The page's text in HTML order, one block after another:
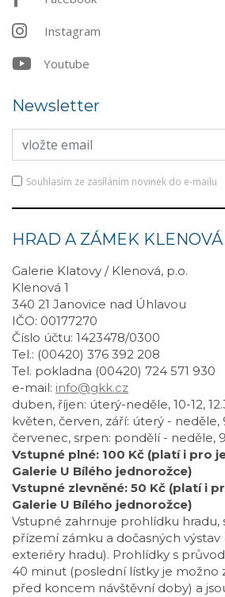
Instagram
Youtube
Newsletter
Souhlasím ze zasíláním novinek do e-mailu
HRAD A ZÁMEK KLENOVÁ
Galerie Klatovy / Klenová, p.o.
Klenová 1
340 21 Janovice nad Úhlavou
IČO: 00177270
Číslo účtu: 1423478/0300
Tel.: (00420) 376 392 208
Tel. pokladna (00420) 724 571 930
e-mail: info@gkk.cz
duben, říjen: úterý-neděle, 10-12,
květen, červen, září: úterý - neděle,
červenec, srpen: pondělí - neděle,
Vstupné plné: 100 Kč (platí i pro
Galerie U Bílého jednorožce)
Vstupné zlevněné: 50 Kč (platí i
Galerie U Bílého jednorožce)
Vstupné zahrnuje prohlídku hradu,
přízemí zámku a dočasných výstav
exteriéry hradu). Prohlídky s
40 minut (poslední lístky je možno
před koncem návštěvní doby) a